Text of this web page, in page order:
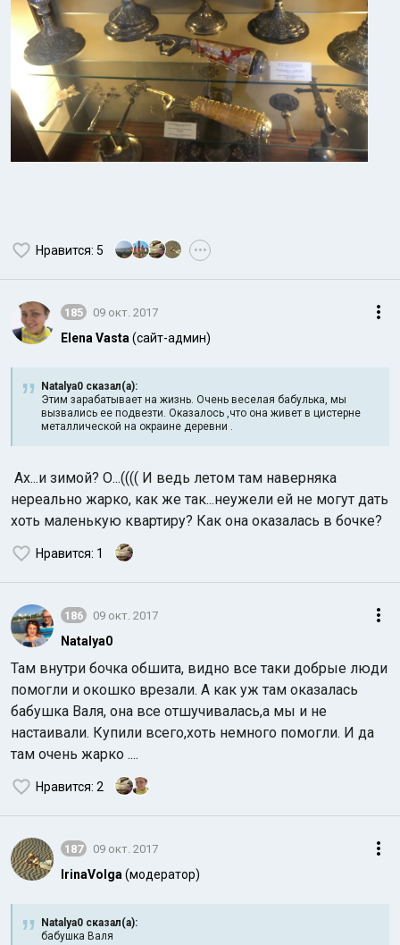
Нравится: 5 •••
185 09 окт. 2017
Elena Vasta (сайт-админ)
Natalya0 сказал(а):
Этим зарабатывает на жизнь. Очень веселая бабулька, мы
вызвались ее подвезти. Оказалось ,что она живет в цистерне
металлической на окраине деревни .
Ах...и зимой? О...(((( И ведь летом там наверняка
нереально жарко, как же так...неужели ей не могут дать
хоть маленькую квартиру? Как она оказалась в бочке?
Нравится: 1
186 09 окт. 2017
Natalya0
Там внутри бочка обшита, видно все таки добрые люди
помогли и окошко врезали. А как уж там оказалась
бабушка Валя, она все отшучивалась,а мы и не
настаивали. Купили всего,хоть немного помогли. И да
там очень жарко ....
Нравится: 2
187 09 окт. 2017
IrinaVolga (модератор)
Natalya0 сказал(а):
бабушка Валя